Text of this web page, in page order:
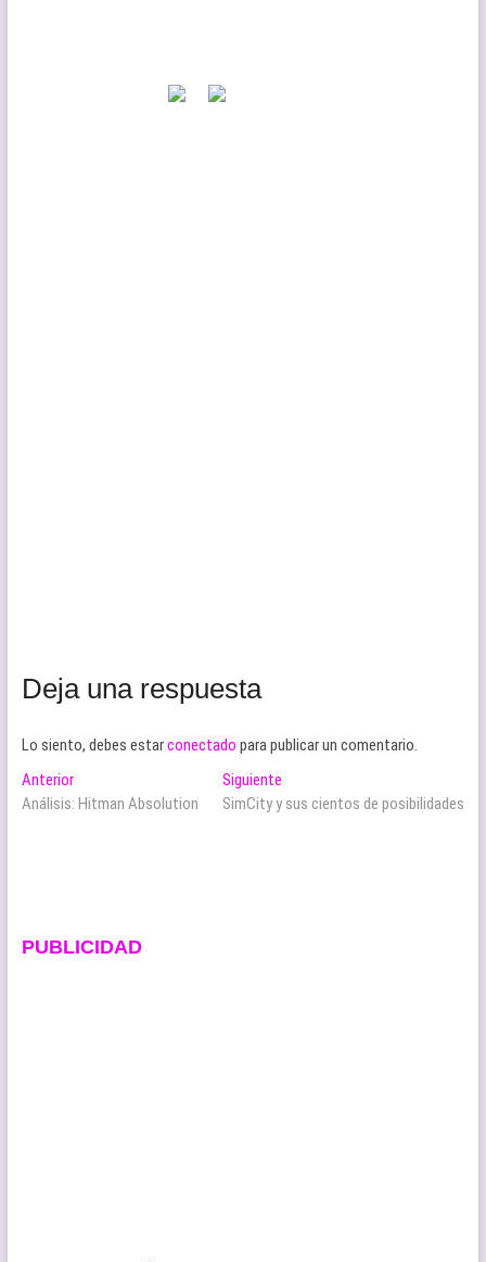
Deja una respuesta
Lo siento, debes estarconectado para publicar un comentario.
Navegación
de
AnteriorEntrada
anterior:
Análisis: Hitman Absolution
Siguiente
siguiente:
SimCity y sus cientos de posibilidades
PUBLICIDAD